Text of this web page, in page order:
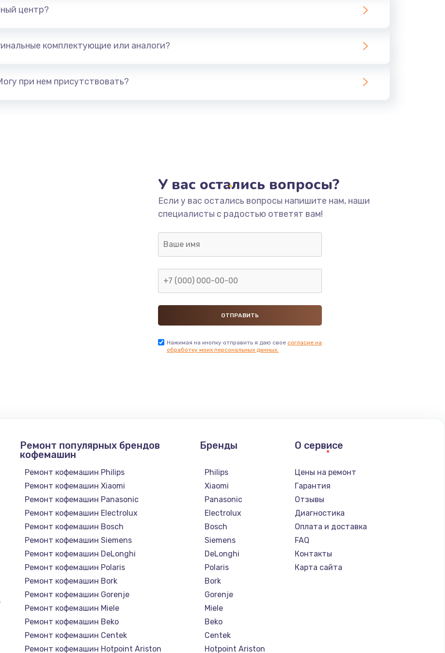
центр?
комплектующие или аналоги?
при нем присутствовать?
У вас остались вопросы?
Если у вас остались вопросы напишите нам, наши
специалисты с радостью ответят вам!
Нажимая на кнопку отправить я даю свое согласие на
обработку моих персональных данных.
Ремонт популярных брендов
кофемашин
Ремонт кофемашин Philips
Ремонт кофемашин Xiaomi
Ремонт кофемашин Panasonic
Ремонт кофемашин Electrolux
Ремонт кофемашин Bosch
Ремонт кофемашин Siemens
Ремонт кофемашин DeLonghi
Ремонт кофемашин Polaris
Ремонт кофемашин Bork
Ремонт кофемашин Gorenje
Ремонт кофемашин Miele
Ремонт кофемашин Beko
Ремонт кофемашин Centek
Ремонт кофемашин Hotpoint Ariston
Бренды
Philips
Xiaomi
Panasonic
Electrolux
Bosch
Siemens
DeLonghi
Polaris
Bork
Gorenje
Miele
Beko
Centek
Hotpoint Ariston
О сервисе
Цены на ремонт
Гарантия
Отзывы
Диагностика
Оплата и доставка
FAQ
Контакты
Карта сайта